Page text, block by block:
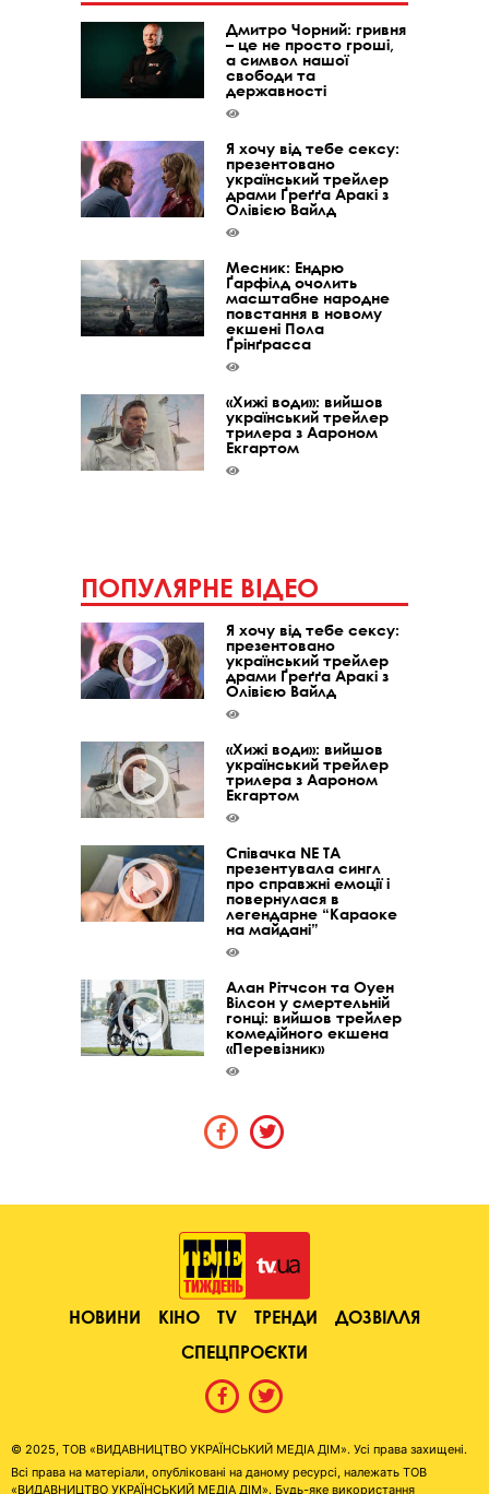
Дмитро Чорний: гривня
– це не просто гроші,
а символ нашої
свободи та
державності
Я хочу від тебе сексу:
презентовано
український трейлер
драми Ґреґґа Аракі з
Олівією Вайлд
Месник: Ендрю
Ґарфілд очолить
масштабне народне
повстання в новому
екшені Пола
Ґрінґрасса
«Хижі води»: вийшов
український трейлер
трилера з Аароном
Екгартом
ПОПУЛЯРНЕ ВІДЕО
Я хочу від тебе сексу:
презентовано
український трейлер
драми Ґреґґа Аракі з
Олівією Вайлд
«Хижі води»: вийшов
український трейлер
трилера з Аароном
Екгартом
Співачка NE TA
презентувала сингл
про справжні емоції і
повернулася в
легендарне “Караоке
на майдані”
Алан Рітчсон та Оуен
Вілсон у смертельній
гонці: вийшов трейлер
комедійного екшена
«Перевізник»
НОВИНИ КІНО TV ТРЕНДИ
ДОЗВІЛЛЯ
СПЕЦПРОЄКТИ
© 2025, ТОВ «ВИДАВНИЦТВО УКРАЇНСЬКИЙ МЕДІА ДІМ». Усі права захищені.
Всі права на матеріали, опубліковані на даному ресурсі, належать ТОВ
«ВИДАВНИЦТВО УКРАЇНСЬКИЙ МЕДІА ДІМ». Будь-яке використання